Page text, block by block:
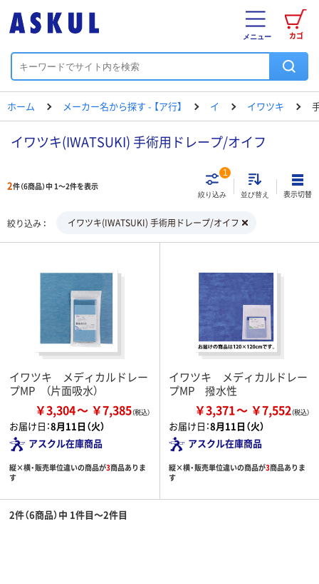
カゴ
メニュー
ホーム メーカー名から探す - 【ア行】 イ イワツキ
イワツキ(IWATSUKI) 手術用ドレープ/オイフ
2件（6商品）中 1～2件を表示
絞り込み
1
並び替え 表示切替
絞り込み イワツキ(IWATSUKI) 手術用ドレープ/オイフ
イワツキ メディカルドレー
プMP （片面吸水）
￥3,304 ￥7,385
お届け日：8月11日（火）
アスクル在庫商品
縦×横・販売単位違いの商品が3商品ありま
す
イワツキ メディカルドレー
プMP 撥水性
￥3,371 ￥7,552
お届け日：8月11日（火）
アスクル在庫商品
縦×横・販売単位違いの商品が3商品ありま
す
2件（6商品）中 1件目～2件目